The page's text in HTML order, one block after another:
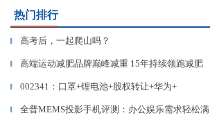
热门排行
▎ 高考后，一起爬山吗？
▎ 高端运动减肥品牌巅峰减重 15年持续领跑减肥
▎ 002341：口罩+锂电池+股权转让+华为+
▎ 全普MEMS投影手机评测：办公娱乐需求轻松满